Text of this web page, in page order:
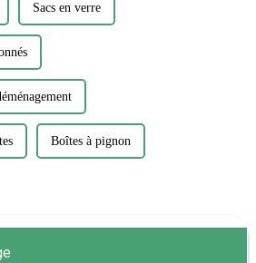
Sacs en verre
Boîtes à pignon